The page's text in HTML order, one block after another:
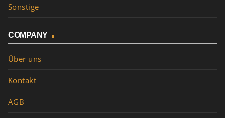
Sonstige
COMPANY
Über uns
Kontakt
AGB